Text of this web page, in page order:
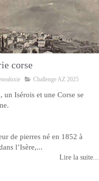
corse
Challenge AZ 2025
Isérois et une Corse se
de pierres né en 1852 à
l’Isère,...
Lire la suite...